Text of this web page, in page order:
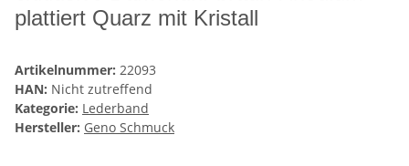
plattiert Quarz mit Kristall
Artikelnummer: 22093
HAN: Nicht zutreffend
Kategorie: Lederband
Hersteller: Geno Schmuck